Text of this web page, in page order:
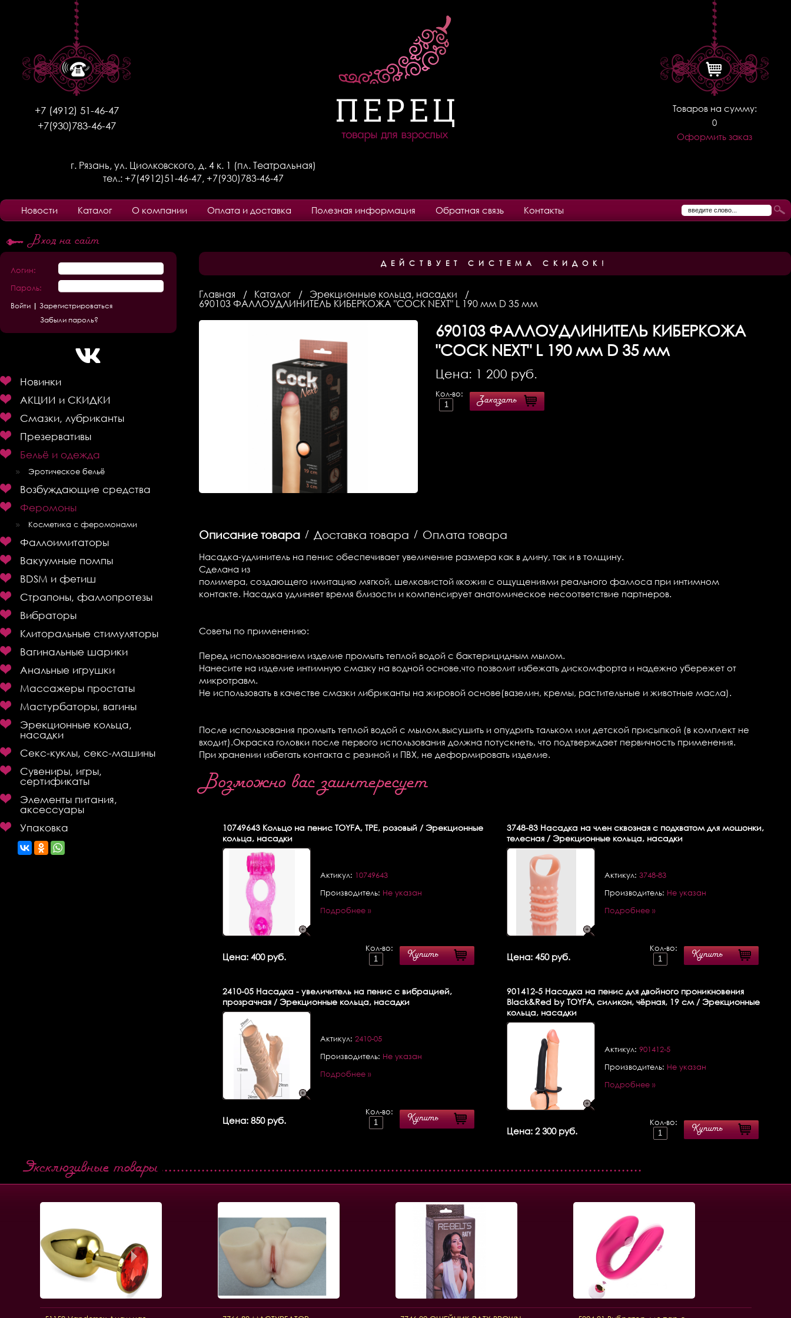
+7 (4912) 51-46-47
+7(930)783-46-47
Товаров на сумму:
0
Оформить заказ
г. Рязань, ул. Циолковского, д. 4 к. 1 (пл. Театральная)
тел.: +7(4912)51-46-47, +7(930)783-46-47
Новости Каталог О компании Оплата и доставка Полезная информация Обратная связь Контакты
Вход на сайт
Логин:
Пароль:
Зарегистрироваться
Забыли пароль?
Новинки
АКЦИИ и СКИДКИ
Смазки, лубриканты
Презервативы
Бельё и одежда
Эротическое бельё
Возбуждающие средства
Феромоны
Косметика с феромонами
Фаллоимитаторы
Вакуумные помпы
BDSM и фетиш
Страпоны, фаллопротезы
Вибраторы
Клиторальные стимуляторы
Вагинальные шарики
Анальные игрушки
Массажеры простаты
Мастурбаторы, вагины
Эрекционные кольца,
насадки
Секс-куклы, секс-машины
Сувениры, игры,
сертификаты
Элементы питания,
аксессуары
Упаковка
ДЕЙСТВУЕТ СИСТЕМА СКИДОК!
Главная Каталог
Эрекционные кольца, насадки
690103 ФАЛЛОУДЛИНИТЕЛЬ КИБЕРКОЖА "COCK NEXT" L 190 мм D 35 мм
690103ФАЛЛОУДЛИНИТЕЛЬ КИБЕРКОЖА
"COCK NEXT" L 190 мм D 35 мм
Цена: 1 200 руб.
Кол-во:
Заказать
Описание товара/ Доставка товара / Оплата товара
Насадка-удлинитель на пенис обеспечивает увеличение размера как в длину, так и в толщину.
Сделана из
полимера, создающего имитацию мягкой, шелковистой «кожи» с ощущениями реального фаллоса при интимном
контакте. Насадка удлиняет время близости и компенсирует анатомическое несоответствие партнеров.
Советы по применению:
Перед использованием изделие промыть теплой водой с бактерицидным мылом.
Нанесите на изделие интимную смазку на водной основе,что позволит избежать дискомфорта и надежно убережет от
микротравм.
Не использовать в качестве смазки либриканты на жировой основе(вазелин, кремы, растительные и животные масла).
После использования промыть теплой водой с мылом,высушить и опудрить тальком или детской присыпкой (в комплект не
входит).Окраска головки после первого использования должна потускнеть, что подтверждает первичность применения.
При хранении избегать контакта с резиной и ПВХ, не деформировать изделие.
Возможно вас заинтересует
10749643Кольцо на пенис TOYFA, TPE, розовый / Эрекционные
кольца, насадки
Актикул: 10749643
Производитель: Не указан
Подробнее »
Цена: 400 руб.
Кол-во:
Купить
3748-83Насадка на член сквозная с подхватом для мошонки,
телесная / Эрекционные кольца, насадки
Актикул: 3748-83
Производитель: Не указан
Подробнее »
Цена: 450 руб.
Кол-во:
Купить
2410-05Насадка - увеличитель на пенис с вибрацией,
прозрачная / Эрекционные кольца, насадки
Актикул: 2410-05
Производитель: Не указан
Подробнее »
Цена: 850 руб.
Кол-во:
Купить
901412-5Насадка на пенис для двойного проникновения
Black&Red by TOYFA, силикон, чёрная, 19 см / Эрекционные
кольца, насадки
Актикул: 901412-5
Производитель: Не указан
Подробнее »
Цена: 2 300 руб.
Кол-во:
Купить
Эксклюзивные товары